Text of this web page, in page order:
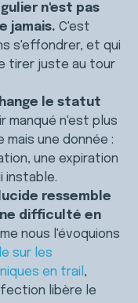
n'est pas
jamais. C'est
s'effondrer, et qui
tirer juste au tour
le statut
manqué n'est plus
une donnée :
une expiration
instable.
ressemble
difficulté en
nous l'évoquions
sur les
en trail ,
libère le